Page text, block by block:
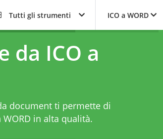
Tutti gli strumenti ICO a WORD
da ICO a
document ti permette di
in alta qualità.